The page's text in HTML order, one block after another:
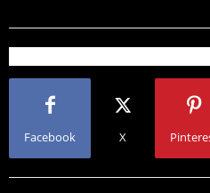
Facebook X